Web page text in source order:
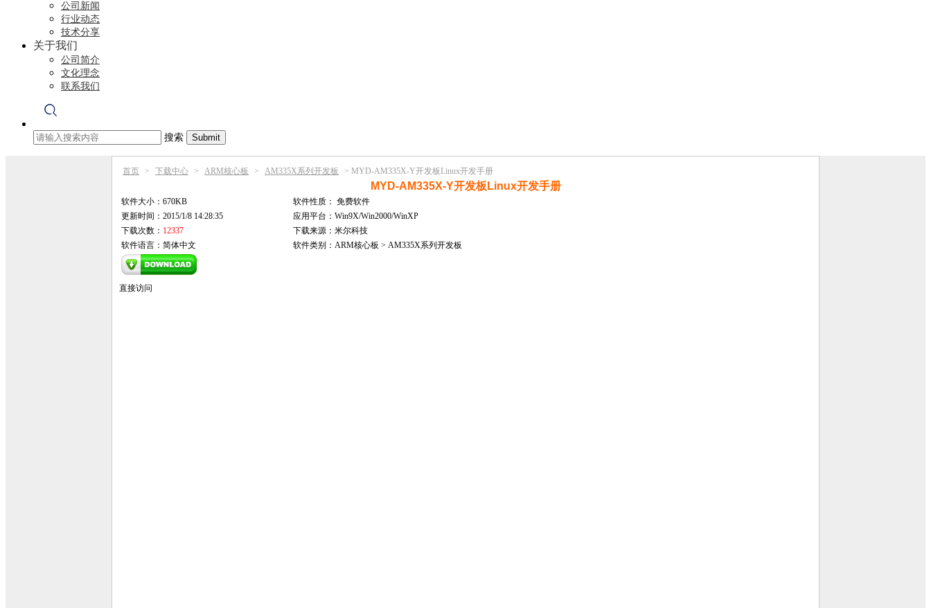
公司新闻
行业动态
技术分享
关于我们
公司简介
文化理念
联系我们
搜索
首页 > 下载中心 > ARM核心板 > AM335X系列开发板 > MYD-AM335X-Y开发板Linux开发手册
MYD-AM335X-Y开发板Linux开发手册
软件大小：670KB 软件性质： 免费软件
更新时间：2015/1/8 14:28:35
应用平台：Win9X/Win2000/WinXP
下载次数： 12337
下载来源：米尔科技
软件语言：简体中文
软件类别：ARM核心板 > AM335X系列开发板
直接访问